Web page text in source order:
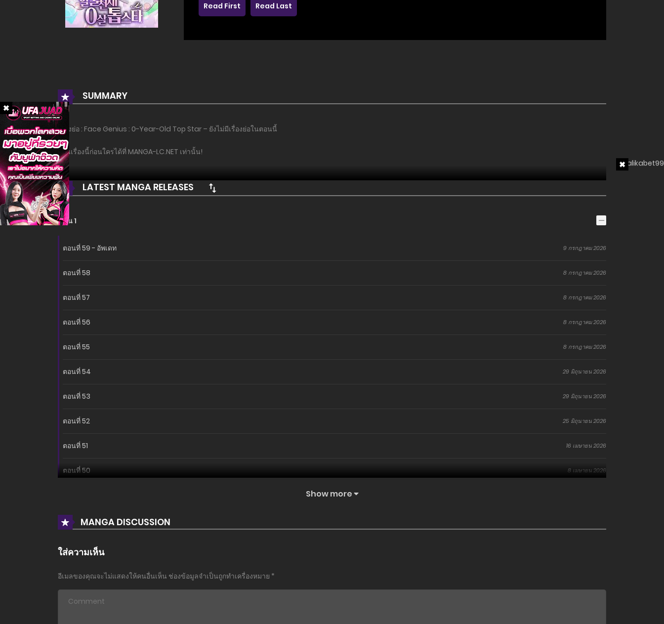
Read First
Read Last
SUMMARY
เรื่องย่อ : Face Genius : 0-Year-Old Top Star – ยังไม่มีเรื่องย่อในตอนนี้
อ่านเรื่องนี้ก่อนใครได้ที่ MANGA-LC.NET เท่านั้น!
LATEST MANGA RELEASES
ซีซั่น 1
ตอนที่ 59 - อัพเดท 9 กรกฎาคม 2026
ตอนที่ 58 8 กรกฎาคม 2026
ตอนที่ 57 8 กรกฎาคม 2026
ตอนที่ 56 8 กรกฎาคม 2026
ตอนที่ 55 8 กรกฎาคม 2026
ตอนที่ 54 29 มิถุนายน 2026
ตอนที่ 53 29 มิถุนายน 2026
ตอนที่ 52 25 มิถุนายน 2026
ตอนที่ 51 16 เมษายน 2026
ตอนที่ 50 8 เมษายน 2026
ตอนที่ 48
Show more
MANGA DISCUSSION
ใส่ความเห็น
อีเมลของคุณจะไม่แสดงให้คนอื่นเห็น ช่องข้อมูลจำเป็นถูกทำเครื่องหมาย *